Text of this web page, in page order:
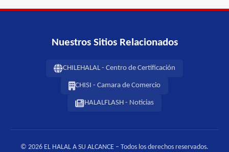
Nuestros Sitios Relacionados
CHILEHALAL - Centro de Certificación
CHISI - Camara de Comercio
HALALFLASH - Noticias
© 2026 EL HALAL A SU ALCANCE – Todos los derechos reservados.